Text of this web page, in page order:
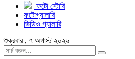
ফটো স্টোরি
ফটোগ্যালারি
ভিডিও গ্যালারি
শুক্রবার , ৭ অগাস্ট ২০২৬